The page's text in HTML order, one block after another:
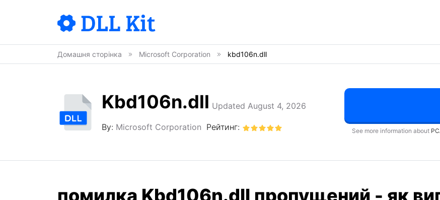
Домашня сторінка Microsoft Corporation kbd106n.dll
Kbd106n.dll Updated August 4, 2026
By: Microsoft Corporation Рейтинг: See more information about
помилка Kbd106n.dll пропущений - як